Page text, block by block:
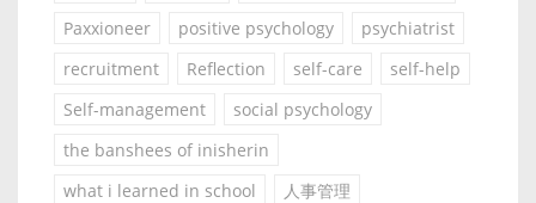
Paxxioneer
positive psychology
psychiatrist
recruitment
Reflection self-care
self-help
Self-management
social psychology
the banshees of inisherin
what i learned in school
人事管理